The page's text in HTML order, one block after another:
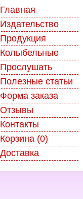
Главная
Издательство
Продукция
Колыбельные
Прослушать
Полезные статьи
Форма заказа
Отзывы
Контакты
Корзина (0)
Доставка